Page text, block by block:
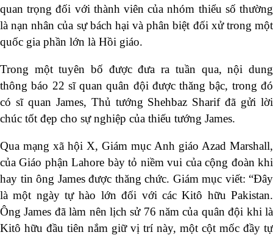
quan trọng đối với thành viên của nhóm thiểu số thường
là nạn nhân của sự bách hại và phân biệt đối xử trong một
quốc gia phần lớn là Hồi giáo.
Trong một tuyên bố được đưa ra tuần qua, nội dung
thông báo 22 sĩ quan quân đội được thăng bậc, trong đó
có sĩ quan James, Thủ tướng Shehbaz Sharif đã gửi lời
chúc tốt đẹp cho sự nghiệp của thiếu tướng James.
Qua mạng xã hội X, Giám mục Anh giáo Azad Marshall,
của Giáo phận Lahore bày tỏ niềm vui của cộng đoàn khi
hay tin ông James được thăng chức. Giám mục viết: “Đây
là một ngày tự hào lớn đối với các Kitô hữu Pakistan.
Ông James đã làm nên lịch sử 76 năm của quân đội khi là
Kitô hữu đầu tiên nắm giữ vị trí này, một cột mốc đầy tự